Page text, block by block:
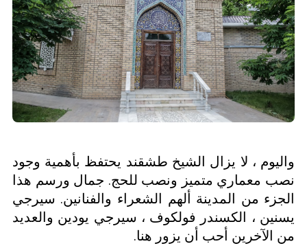
واليوم ، لا يزال الشيخ طشقند يحتفظ بأهمية وجود
نصب معماري متميز ونصب للحج. جمال ورسم هذا
الجزء من المدينة ألهم الشعراء والفنانين. سيرجي
يسنين ، الكسندر فولكوف ، سيرجي يودين والعديد
من الآخرين أحب أن يزور هنا.